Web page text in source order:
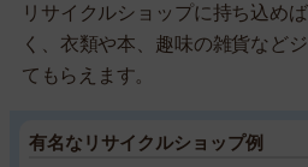
リサイクルショップに持ち込め
く、衣類や本、趣味の雑貨など
てもらえます。
有名なリサイクルショップ例